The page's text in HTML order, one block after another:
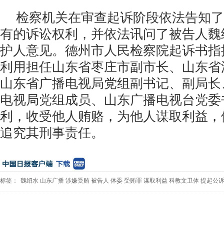
检察机关在审查起诉阶段依法告知
有的诉讼权利，并依法讯问了被告人
护人意见。德州市人民检察院起诉书
利用担任山东省枣庄市副市长、山东
山东省广播电视局党组副书记、副局
电视局党组成员、山东广播电视台党
利，收受他人贿赂，为他人谋取利益
追究其刑事责任。
标签： 魏绍水 山东广播 涉嫌受贿 被告人 体委 受贿罪 谋取利益 科教文卫体 提起公诉